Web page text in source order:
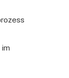
im